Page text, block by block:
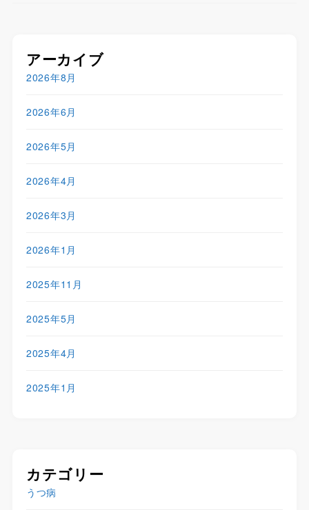
アーカイブ
2026年8月
2026年6月
2026年5月
2026年4月
2026年3月
2026年1月
2025年11月
2025年5月
2025年4月
2025年1月
カテゴリー
うつ病